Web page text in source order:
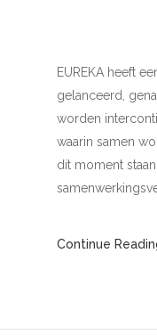
EUREKA heeft
gelanceerd,
worden
waarin samen
dit moment
Continue